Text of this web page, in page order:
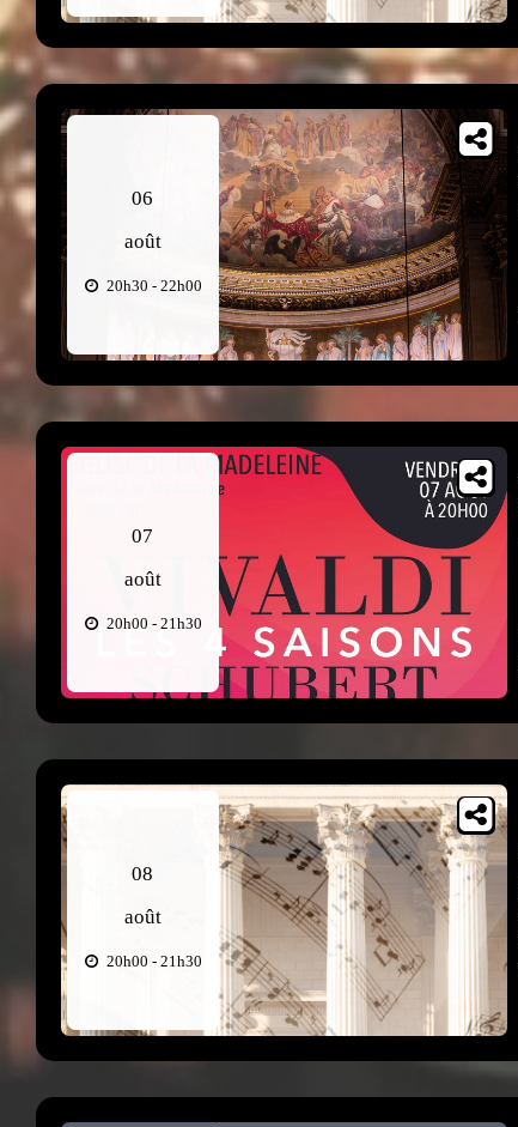
06
août
20h30 - 22h00
07
août
20h00 - 21h30
08
août
20h00 - 21h30